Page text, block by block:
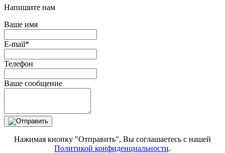
Напишите нам
Ваше имя
E-mail*
Телефон
Ваше сообщение
Нажимая кнопку "Отправить", Вы соглашаетесь с нашей
Политикой конфиденциальности.